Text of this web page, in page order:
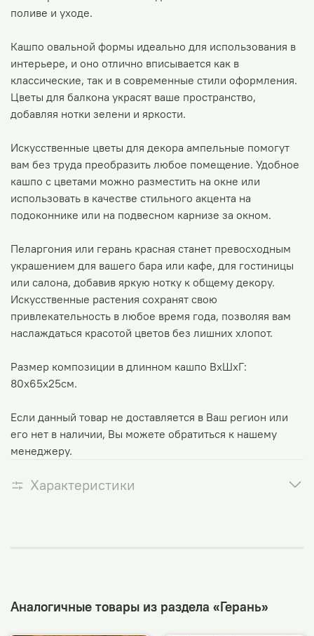
поливе и уходе.
Кашпо овальной формы идеально для использования в
интерьере, и оно отлично вписывается как в
классические, так и в современные стили оформления.
Цветы для балкона украсят ваше пространство,
добавляя нотки зелени и яркости.
Искусственные цветы для декора ампельные помогут
вам без труда преобразить любое помещение. Удобное
кашпо с цветами можно разместить на окне или
использовать в качестве стильного акцента на
подоконнике или на подвесном карнизе за окном.
Пеларгония или герань красная станет превосходным
украшением для вашего бара или кафе, для гостиницы
или салона, добавив яркую нотку к общему декору.
Искусственные растения сохранят свою
привлекательность в любое время года, позволяя вам
наслаждаться красотой цветов без лишних хлопот.
Размер композиции в длинном кашпо ВхШхГ:
80х65х25см.
Если данный товар не доставляется в Ваш регион или
его нет в наличии, Вы можете обратиться к нашему
менеджеру.
Характеристики
Аналогичные товары из раздела «Герань»